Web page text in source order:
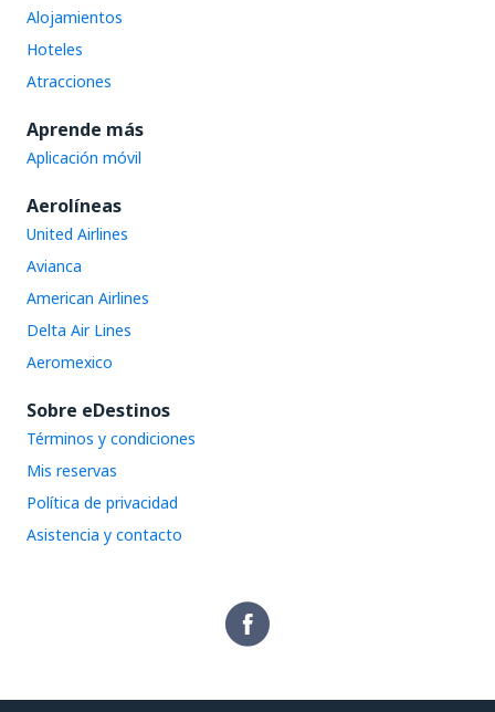
Alojamientos
Hoteles
Atracciones
Aprende más
Aplicación móvil
Aerolíneas
United Airlines
Avianca
American Airlines
Delta Air Lines
Aeromexico
Sobre eDestinos
Términos y condiciones
Mis reservas
Política de privacidad
Asistencia y contacto